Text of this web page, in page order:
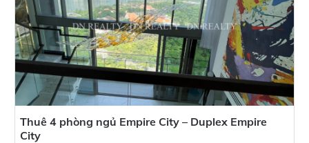
Thuê 4 phòng ngủ Empire City – Duplex Empire
City